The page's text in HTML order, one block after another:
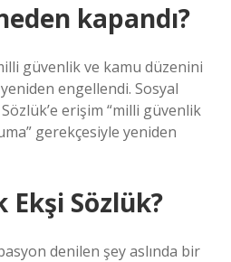
kapandı?
güvenlik ve kamu düzenini
engellendi. Sosyal
erişim “milli güvenlik
gerekçesiyle yeniden
Ekşi Sözlük?
denilen şey aslında bir